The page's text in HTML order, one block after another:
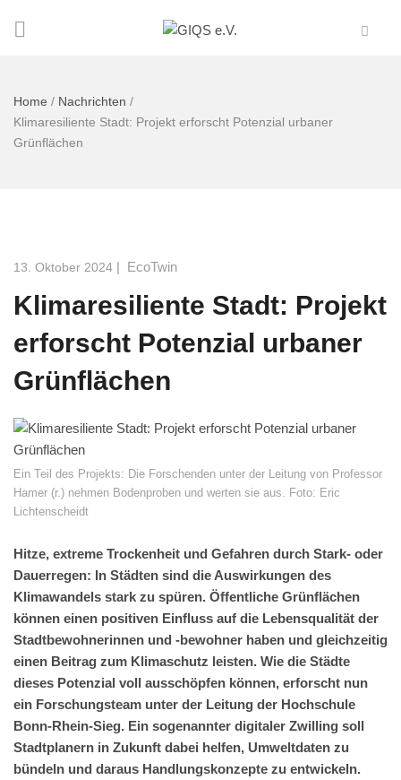
Home / Nachrichten /
Klimaresiliente Stadt: Projekt erforscht Potenzial urbaner
Grünflächen
13. Oktober 2024 | EcoTwin
Klimaresiliente Stadt: Projekt
erforscht Potenzial urbaner
Grünflächen
Ein Teil des Projekts: Die Forschenden unter der Leitung von Professor
Hamer (r.) nehmen Bodenproben und werten sie aus. Foto: Eric
Lichtenscheidt
Hitze, extreme Trockenheit und Gefahren durch Stark- oder
Dauerregen: In Städten sind die Auswirkungen des
Klimawandels stark zu spüren. Öffentliche Grünflächen
können einen positiven Einfluss auf die Lebensqualität der
Stadtbewohnerinnen und -bewohner haben und gleichzeitig
einen Beitrag zum Klimaschutz leisten. Wie die Städte
dieses Potenzial voll ausschöpfen können, erforscht nun
ein Forschungsteam unter der Leitung der Hochschule
Bonn-Rhein-Sieg. Ein sogenannter digitaler Zwilling soll
Stadtplanern in Zukunft dabei helfen, Umweltdaten zu
bündeln und daraus Handlungskonzepte zu entwickeln.